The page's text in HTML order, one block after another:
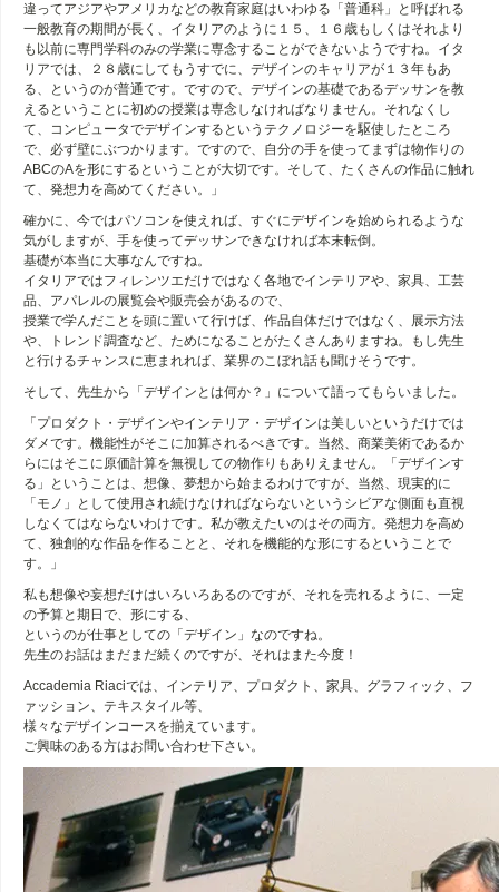
違ってアジアやアメリカなどの教育家庭はいわゆる「普通科」と呼ばれる
一般教育の期間が長く、イタリアのように１５、１６歳もしくはそれより
も以前に専門学科のみの学業に専念することができないようですね。イタ
リアでは、２８歳にしてもうすでに、デザインのキャリアが１３年もあ
る、というのが普通です。ですので、デザインの基礎であるデッサンを教
えるということに初めの授業は専念しなければなりません。それなくし
て、コンピュータでデザインするというテクノロジーを駆使したところ
で、必ず壁にぶつかります。ですので、自分の手を使ってまずは物作りの
ABCのAを形にするということが大切です。そして、たくさんの作品に触れ
て、発想力を高めてください。」
確かに、今ではパソコンを使えれば、すぐにデザインを始められるような
気がしますが、手を使ってデッサンできなければ本末転倒。
基礎が本当に大事なんですね。
イタリアではフィレンツエだけではなく各地でインテリアや、家具、工芸
品、アパレルの展覧会や販売会があるので、
授業で学んだことを頭に置いて行けば、作品自体だけではなく、展示方法
や、トレンド調査など、ためになることがたくさんありますね。もし先生
と行けるチャンスに恵まれれば、業界のこぼれ話も聞けそうです。
そして、先生から「デザインとは何か？」について語ってもらいました。
「プロダクト・デザインやインテリア・デザインは美しいというだけでは
ダメです。機能性がそこに加算されるべきです。当然、商業美術であるか
らにはそこに原価計算を無視しての物作りもありえません。「デザインす
る」ということは、想像、夢想から始まるわけですが、当然、現実的に
「モノ」として使用され続けなければならないというシビアな側面も直視
しなくてはならないわけです。私が教えたいのはその両方。発想力を高め
て、独創的な作品を作ることと、それを機能的な形にするということで
す。」
私も想像や妄想だけはいろいろあるのですが、それを売れるように、一定
の予算と期日で、形にする、
というのが仕事としての「デザイン」なのですね。
先生のお話はまだまだ続くのですが、それはまた今度！
Accademia Riaciでは、インテリア、プロダクト、家具、グラフィック、フ
ァッション、テキスタイル等、
様々なデザインコースを揃えています。
ご興味のある方はお問い合わせ下さい。